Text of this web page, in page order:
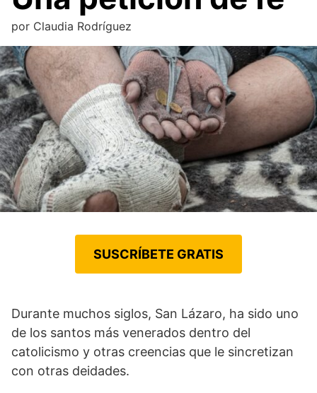
por Claudia Rodríguez
SUSCRÍBETE GRATIS
Durante muchos siglos, San Lázaro, ha sido uno
de los santos más venerados dentro del
catolicismo y otras creencias que le sincretizan
con otras deidades.